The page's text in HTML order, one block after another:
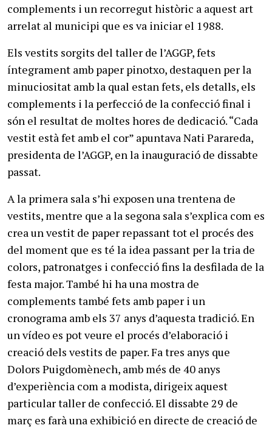
complements i un recorregut històric a aquest art
arrelat al municipi que es va iniciar el 1988.
Els vestits sorgits del taller de l’AGGP, fets
íntegrament amb paper pinotxo, destaquen per la
minuciositat amb la qual estan fets, els detalls, els
complements i la perfecció de la confecció final i
són el resultat de moltes hores de dedicació. “Cada
vestit està fet amb el cor” apuntava Nati Parareda,
presidenta de l’AGGP, en la inauguració de dissabte
passat.
A la primera sala s’hi exposen una trentena de
vestits, mentre que a la segona sala s’explica com es
crea un vestit de paper repassant tot el procés des
del moment que es té la idea passant per la tria de
colors, patronatges i confecció fins la desfilada de la
festa major. També hi ha una mostra de
complements també fets amb paper i un
cronograma amb els 37 anys d’aquesta tradició. En
un vídeo es pot veure el procés d’elaboració i
creació dels vestits de paper. Fa tres anys que
Dolors Puigdomènech, amb més de 40 anys
d’experiència com a modista, dirigeix aquest
particular taller de confecció. El dissabte 29 de
març es farà una exhibició en directe de creació de